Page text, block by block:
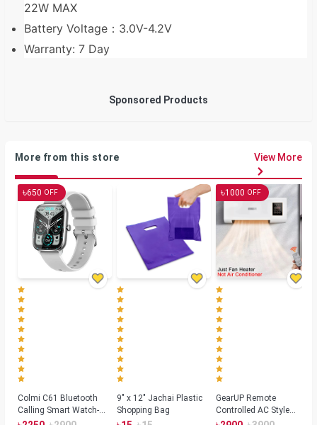
22W MAX
Battery Voltage：3.0V-4.2V
Warranty: 7 Day
Sponsored Products
More from this store View More
৳650 OFF
Colmi C61 Bluetooth
Calling Smart Watch-
Silver Color
9" x 12" Jachai Plastic
Shopping Bag
৳1000 OFF
GearUP Remote
Controlled AC Style
Room Heater 1800